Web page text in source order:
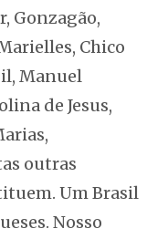
Gonzagão,
Chico
Manuel
de Jesus,
outras
Um Brasil
Nosso